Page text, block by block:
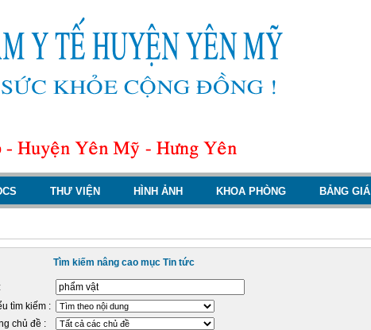
THƯ VIỆN HÌNH ẢNH KHOA PHÒNG BẢNG GIÁ
Tìm kiếm nâng cao mục Tin tức
tìm kiếm :
chủ đề :